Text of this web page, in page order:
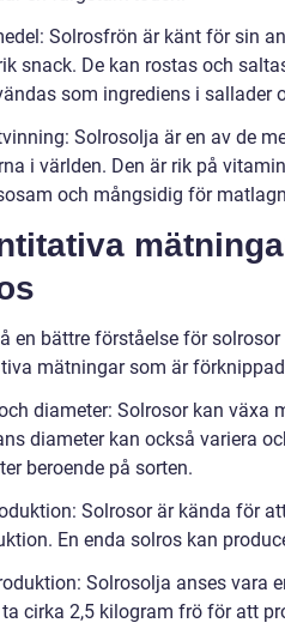
Solrosfrön är känt för sin
snack. De kan rostas och
som ingrediens i sallader
Solrosolja är en av de
i världen. Den är rik på
och mångsidig för
en bättre förståelse för
mätningar som är
diameter: Solrosor kan växa
diameter kan också variera
beroende på sorten.
Solrosor är kända för
En enda solros kan
Solrosolja anses vara
cirka 2,5 kilogram frö för att